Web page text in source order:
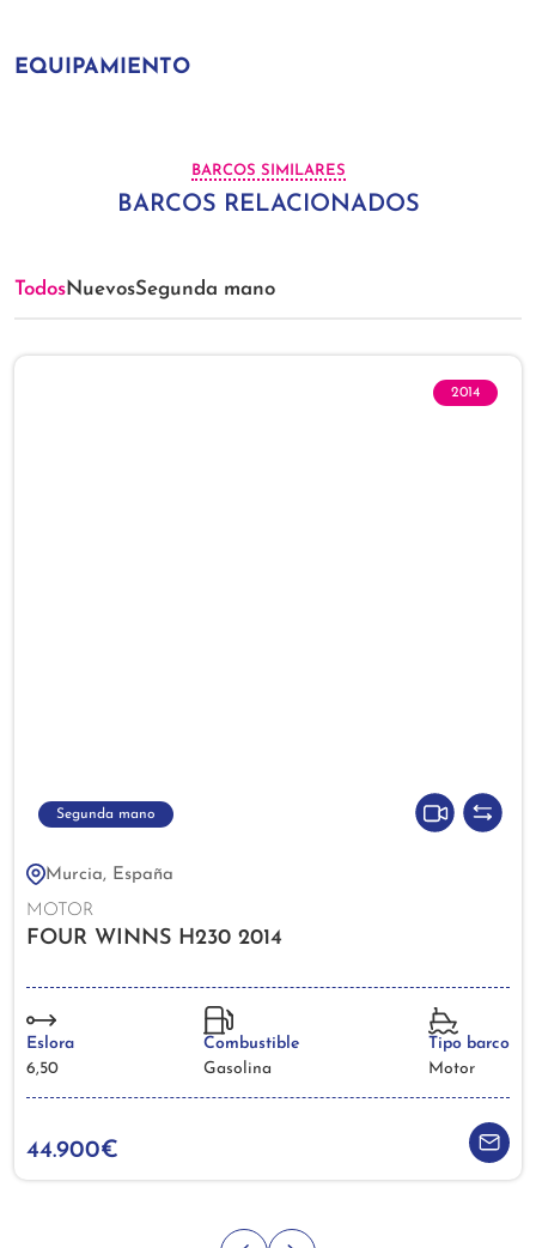
EQUIPAMIENTO
BARCOS SIMILARES
BARCOS RELACIONADOS
TodosNuevosSegunda mano
2014
Segunda mano
Murcia, España
MOTOR
FOUR WINNS H230 2014
Eslora
6,50
Combustible
Gasolina
Tipo barco
Motor
44.900€